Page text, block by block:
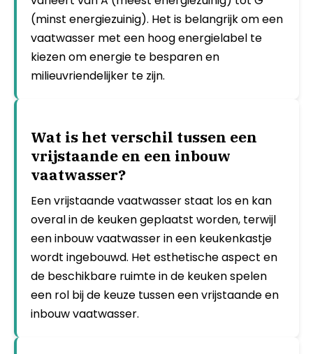
(minst energiezuinig). Het is belangrijk om een
vaatwasser met een hoog energielabel te
kiezen om energie te besparen en
milieuvriendelijker te zijn.
Wat is het verschil tussen een
vrijstaande en een inbouw
vaatwasser?
Een vrijstaande vaatwasser staat los en kan
overal in de keuken geplaatst worden, terwijl
een inbouw vaatwasser in een keukenkastje
wordt ingebouwd. Het esthetische aspect en
de beschikbare ruimte in de keuken spelen
een rol bij de keuze tussen een vrijstaande en
inbouw vaatwasser.